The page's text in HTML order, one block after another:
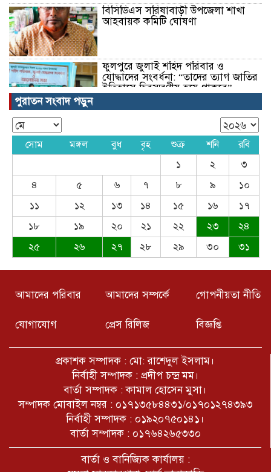
বিসিডিএস সরিষাবাড়ী উপজেলা শাখা
আহবায়ক কমিটি ঘোষণা
ফুলপুরে জুলাই শহিদ পরিবার ও
যোদ্ধাদের সংবর্ধনা: “তাদের ত্যাগ জাতির
ইতিহাসে চিরস্মরণীয় হয়ে থাকবে”
আড়াই বছর বন্ধ যমুনা সার কারখানা
অতিরিক্ত ব্যয় ৭ হাজার ৩৬৫ কোটি
টাকা, আমদানিনির্ভরতায় চাপে অর্থনীতি
রক্তাক্ত আগস্ট- আল আমিন মিলু
অনন্ত বর্ষা -আল-আমিন মিলু
৫ আগষ্ট ইতিহাসের এক ভয়ানক দিন,কি
পেল দেশের জনগন কি পেল আন্দোলন
কারা???
নরসিংদীর শিবপুরের বাঘাব ইউনিয়নের
১০ অসহায় পরিবারের মাঝে ঢেউটিন
বিতরণ
সাপাহার উপজেলার খঞ্জনপুর সীমান্তে ১টি
বিষ্ণু মূর্তি উদ্ধার
W Czacie Gołove AI odpowiada
naturalnie i płynnie na pytania
পুরাতন সংবাদ পড়ুন
সোম মঙ্গল বুধ বৃহ শুক্র শনি
রবি
১
২
৩
৪
৫ ৬ ৭ ৮ ৯
১০
১১
১২ ১৩ ১৪ ১৫ ১৬
১৭
১৮
১৯ ২০ ২১ ২২ ২৩
২৪
২৫
২৬ ২৭ ২৮ ২৯ ৩০ ৩১
আমাদের পরিবার আমাদের সম্পর্কে গোপনীয়তা নীতি
যোগাযোগ প্রেস রিলিজ বিজ্ঞপ্তি
প্রকাশক সম্পাদক : মো: রাশেদুল ইসলাম।
নির্বাহী সম্পাদক : প্রদীপ চন্দ্র মম।
বার্তা সম্পাদক : কামাল হোসেন মুসা।
সম্পাদক মোবাইল নম্বর : ০১৭১৩৫৮৪৪৩১/০১৭০১২৭৪৩৯৩
নির্বাহী সম্পাদক : ০১৯২০৭৫০১৪১।
বার্তা সম্পাদক : ০১৭৬৪২৬৫৩৩০
বার্তা ও বানিজ্যিক কার্যালয় :